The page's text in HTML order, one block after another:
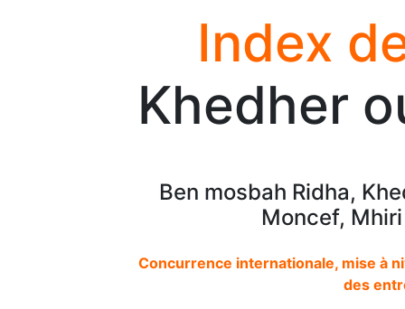
Index
Khedher
Ben mosbah Ridha,
Moncef,
Concurrence internationale, mise à
des